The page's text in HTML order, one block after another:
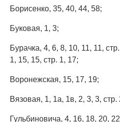
Борисенко, 35, 40, 44, 58;
Буковая, 1, 3;
Бурачка, 4, 6, 8, 10, 11, 11,
1, 15, 15, стр. 1, 17;
Воронежская, 15, 17, 19;
Вязовая, 1, 1а, 1в, 2, 3, 3,
Гульбиновича, 4, 16, 18, 20,